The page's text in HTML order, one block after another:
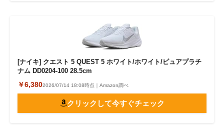
[ナイキ] クエスト 5 QUEST 5 ホワイト/ホワイト/ピュアプラチ
ナム DD0204-100 28.5cm
￥6,3802026/07/14 18:08時点｜Amazon調べ
クリックして今すぐチェック